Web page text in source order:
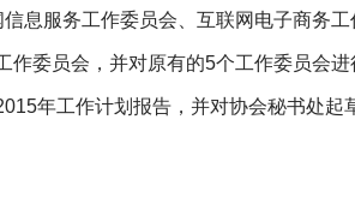
息服务工作委员会、互联网电子商务
委员会，并对原有的5个工作委员会
年工作计划报告，并对协会秘书处